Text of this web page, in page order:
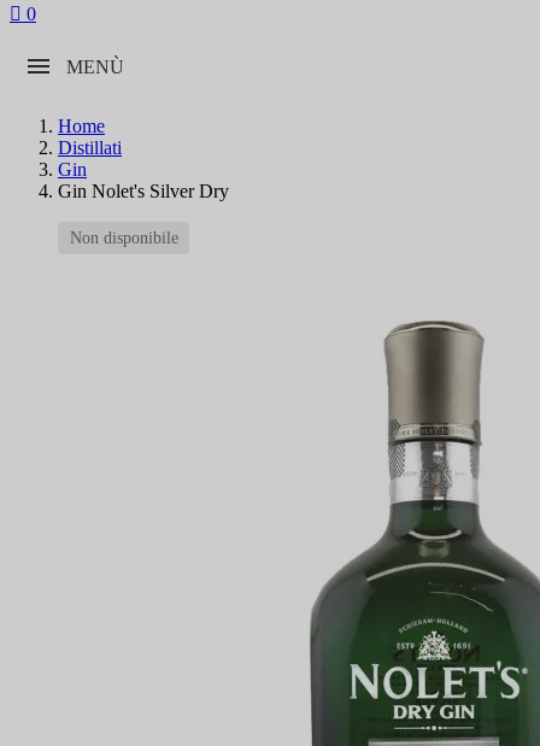
 0
MENÙ
Home
Distillati
Gin
Gin Nolet's Silver Dry
Non disponibile